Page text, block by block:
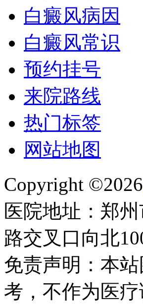
白癜风病因
白癜风常识
预约挂号
来院路线
热门标签
网站地图
Copyright ©2026
医院地址：郑
路交叉口向北
免责声明：本
考，不作为医